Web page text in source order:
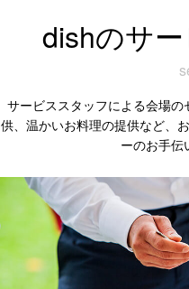
dishのサ
サービススタッフによる会場
供、温かいお料理の提供など、
ーのお手伝